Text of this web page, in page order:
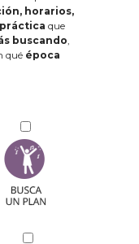
horarios,
que
buscando,
qué época